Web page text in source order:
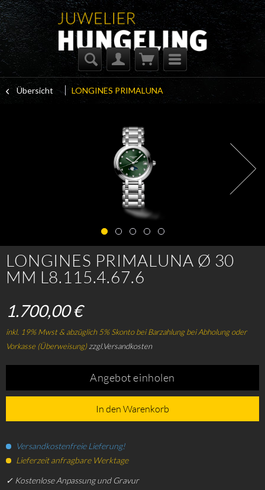
Übersicht LONGINES PRIMALUNA
LONGINES PRIMALUNA Ø 30
MM L8.115.4.67.6
1.700,00 €
inkl. 19% Mwst & abzüglich 5% Skonto bei Barzahlung bei Abholung oder
Vorkasse (Überweisung)zzgl.Versandkosten
Angebot einholen
In den Warenkorb
Versandkostenfreie Lieferung!
Lieferzeit anfragbare Werktage
✓ Kostenlose Anpassung und Gravur